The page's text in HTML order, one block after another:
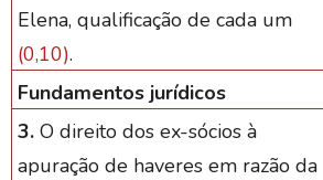
Elena, qualificação de cada um
(0,10).
Fundamentos jurídicos
3.O direito dos ex-sócios à
apuração de haveres em razão da